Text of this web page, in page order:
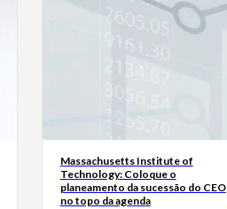
Massachusetts Institute of
Technology: Coloque o
planeamento da sucessão do CEO
no topo da agenda